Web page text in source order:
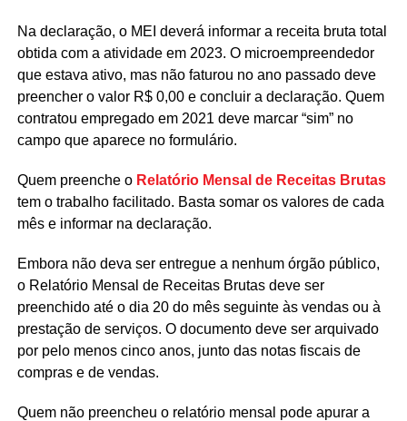
Na declaração, o MEI deverá informar a receita bruta total
obtida com a atividade em 2023. O microempreendedor
que estava ativo, mas não faturou no ano passado deve
preencher o valor R$ 0,00 e concluir a declaração. Quem
contratou empregado em 2021 deve marcar “sim” no
campo que aparece no formulário.
Quem preenche o Relatório Mensal de Receitas Brutas
tem o trabalho facilitado. Basta somar os valores de cada
mês e informar na declaração.
Embora não deva ser entregue a nenhum órgão público,
o Relatório Mensal de Receitas Brutas deve ser
preenchido até o dia 20 do mês seguinte às vendas ou à
prestação de serviços. O documento deve ser arquivado
por pelo menos cinco anos, junto das notas fiscais de
compras e de vendas.
Quem não preencheu o relatório mensal pode apurar a